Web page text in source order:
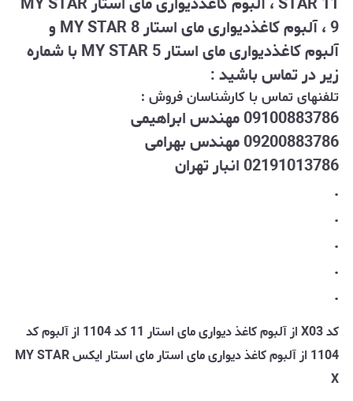
9 ، آلبوم کاغذدیواری مای استار MY STAR 8 و
آلبوم کاغذدیواری مای استار MY STAR 5 با شماره
زیر در تماس باشید :
تلفنهای تماس با کارشناسان فروش :
09100883786 مهندس ابراهیمی
09200883786 مهندس بهرامی
02191013786 انبار تهران
.
.
.
.
.
کد X03 از آلبوم کاغذ دیواری مای استار 11 کد 1104 از آلبوم کد
1104 از آلبوم کاغذ دیواری مای استار
مای استار ایکس MY STAR
X